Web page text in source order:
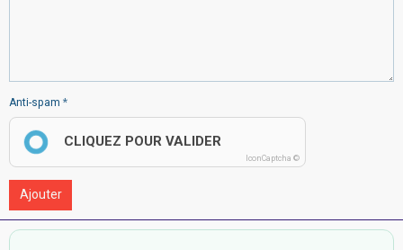
Anti-spam
CLIQUEZ POUR VALIDER
IconCaptcha ©
Ajouter